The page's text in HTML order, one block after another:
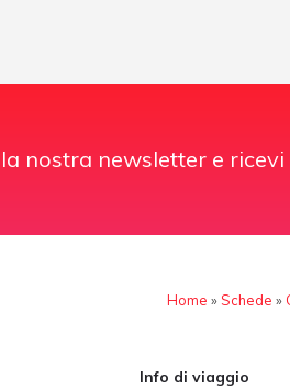
nostra newsletter e
Home »Schede »
Info di viaggio